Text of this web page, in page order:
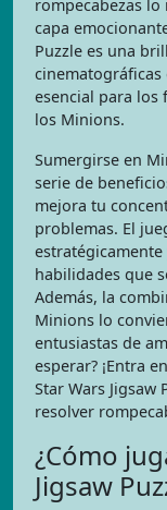
rompecabezas
capa
Puzzle es una
esencial para los
los Minions.
Sumergirse en
serie de
mejora tu
problemas. El
habilidades que
Además, la
Minions lo
entusiastas de
esperar? ¡Entra
Star Wars
resolver
¿Cómo
Jigsaw